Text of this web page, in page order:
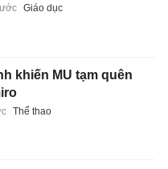
Giáo dục
khiến MU tạm quên
Thể thao